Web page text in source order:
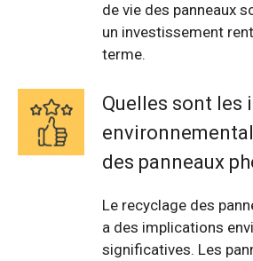
de vie des panneaux
un investissement
terme.
Quelles sont les
des panneaux
Le recyclage des
a des implications
significatives. Les